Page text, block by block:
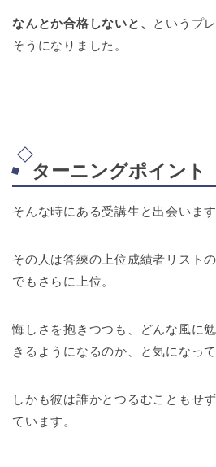
なんとか合格しないと、 というプ
そうになりました。
ターニングポイント
そんな時にある受講生と出会います
その人は答練の上位成績者リスト
でもさらに上位。
悔しさを抱きつつも、どんな風に
きるようになるのか、と気になっ
しかも彼は誰かとつるむこともせ
ています。